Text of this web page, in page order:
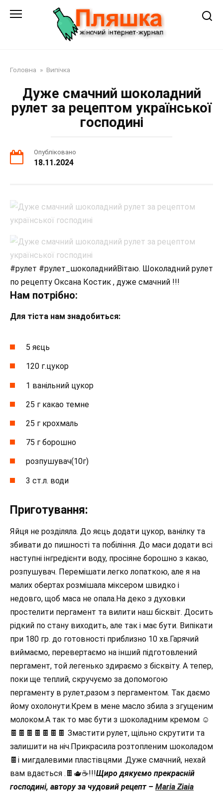
Головна » Випічка
Дуже смачний шоколадний
рулет за рецептом української
господині
Опубліковано
18.11.2024
#рулет #рулет_шоколаднийВітаю. Шоколадний рулет
по рецепту Оксана Костик , дуже смачний !!!
Нам потрібно:
Для тіста нам знадобиться:
5 яєць
120 г.цукор
1 ванільний цукор
25 г какао темне
25 г крохмаль
75 г борошно
розпушувач(10г)
3 ст.л. води
Приготування:
Яйця не розділяла. До яєць додати цукор, ванілку та
збивати до пишності та побіління. До маси додати всі
наступні інгредієнти воду, просіяне борошно з какао,
розпушувач. Перемішати легко лопаткою, але я на
малих обертах розмішала міксером швидко і
недовго, щоб маса не опала.На деко з духовки
простелити пергамент та вилити наш бісквіт. Досить
рідкий по стану виходить, але так і має бути. Випікати
при 180 гр. до готовності приблизно 10 хв.Гарячий
виймаємо, перевертаємо на інший підготовлений
пергамент, той легенько здираємо з бісквіту. А тепер,
поки ще теплий, скручуємо за допомогою
пергаменту в рулет,разом з пергаментом. Так даємо
йому охолонути.Крем в мене масло збила з згущеним
молоком.А так то має бути з шоколадним кремом ☺️
🍫🍫🍫🍫🍫🍫🍫 Змастити рулет, щільно скрутити та
залишити на ніч.Прикрасила розтопленим шоколадом
🍫і мигдалевими пластівцями .Дуже смачний, нехай
вам вдається .🍫🫖☕️!!!Щиро дякуємо прекрасній
господині, автору за чудовий рецепт – Maria Ziaia